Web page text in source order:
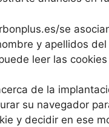
se
y apellidos
leer las
de la
su navegador
y decidir en ese